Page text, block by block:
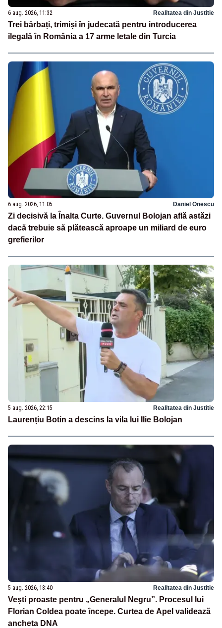
6 aug. 2026, 11:32 Realitatea din Justitie
Trei bărbați, trimiși în judecată pentru introducerea
ilegală în România a 17 arme letale din Turcia
6 aug. 2026, 11:05 Daniel Onescu
Zi decisivă la Înalta Curte. Guvernul Bolojan află astăzi
dacă trebuie să plătească aproape un miliard de euro
grefierilor
5 aug. 2026, 22:15 Realitatea din Justitie
Laurențiu Botin a descins la vila lui Ilie Bolojan
5 aug. 2026, 18:40 Realitatea din Justitie
Vești proaste pentru „Generalul Negru”. Procesul lui
Florian Coldea poate începe. Curtea de Apel validează
ancheta DNA